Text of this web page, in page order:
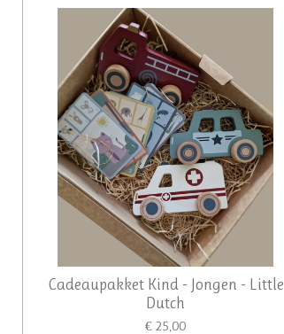
Cadeaupakket Kind - Jongen - Little
Dutch
€ 25,00